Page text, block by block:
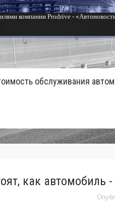
компании Prodrive -
России с бензиновым мотором
как автомобиль -